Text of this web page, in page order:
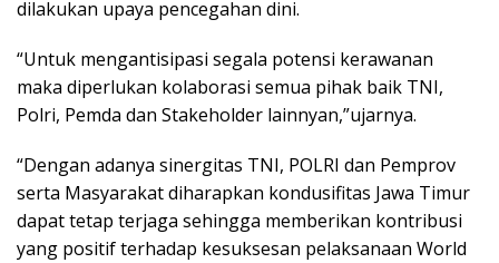
dilakukan upaya pencegahan dini.
“Untuk mengantisipasi segala potensi kerawanan
maka diperlukan kolaborasi semua pihak baik TNI,
Polri, Pemda dan Stakeholder lainnyan,”ujarnya.
“Dengan adanya sinergitas TNI, POLRI dan Pemprov
serta Masyarakat diharapkan kondusifitas Jawa Timur
dapat tetap terjaga sehingga memberikan kontribusi
yang positif terhadap kesuksesan pelaksanaan World